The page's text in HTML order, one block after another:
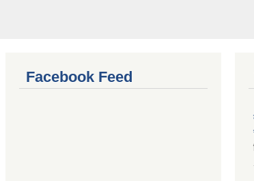
Facebook Feed